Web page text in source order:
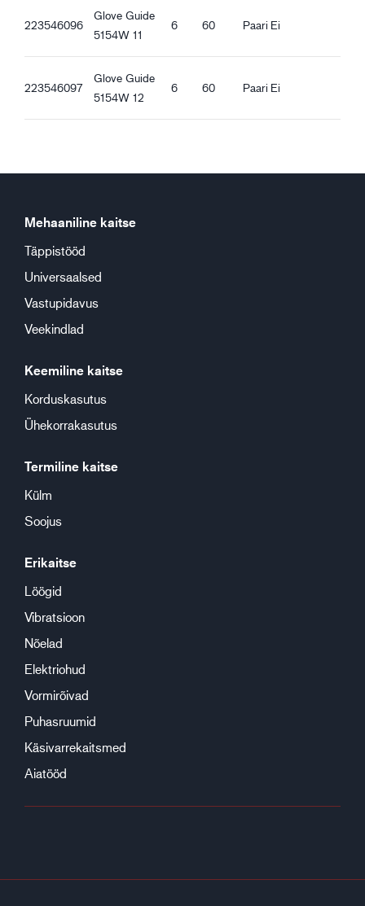
Sooja voodriga
Vetthülgavad
Turvamansett
Randmeosas kummipael
Valgustpeegeldavad detailid
Hea haare kuivadel pindadel
223546096
Glove Guide
5154W 11
6 60 Paari Ei
223546097
Glove Guide
5154W 12
6 60 Paari Ei
Mehaaniline kaitse
Täppistööd
Universaalsed
Vastupidavus
Veekindlad
Keemiline kaitse
Korduskasutus
Ühekorrakasutus
Termiline kaitse
Külm
Soojus
Erikaitse
Löögid
Vibratsioon
Nõelad
Elektriohud
Vormirõivad
Puhasruumid
Käsivarrekaitsmed
Aiatööd